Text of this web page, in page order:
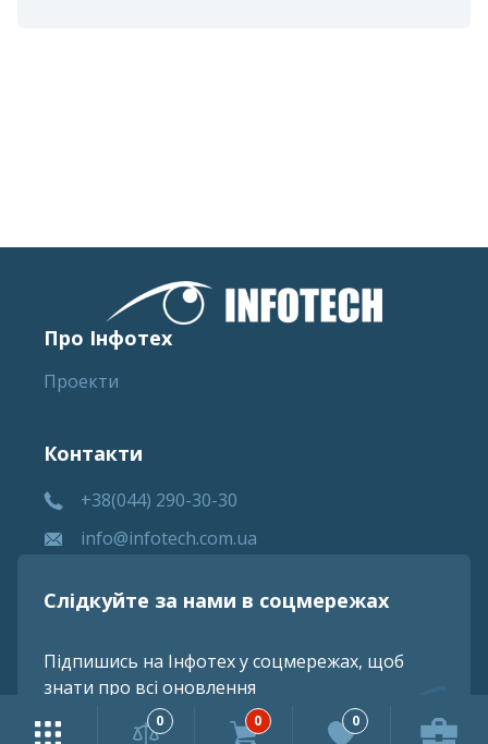
0 0 0
Про Інфотех
Проекти
Контакти
+38(044) 290-30-30
info@infotech.com.ua
Слідкуйте за нами в соцмережах
Підпишись на Інфотех у соцмережах, щоб
знати про всі оновлення